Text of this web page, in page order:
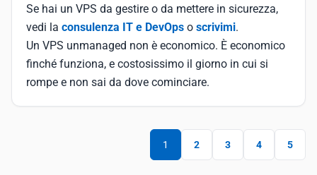
Se hai un VPS da gestire o da mettere in sicurezza,
vedi la consulenza IT e DevOps o scrivimi.
Un VPS unmanaged non è economico. È economico
finché funziona, e costosissimo il giorno in cui si
rompe e non sai da dove cominciare.
1 2 3 4 5